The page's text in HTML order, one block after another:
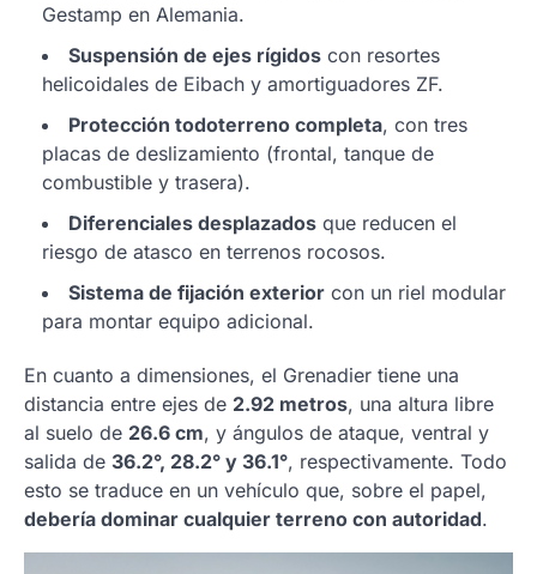
Gestamp en Alemania.
Suspensión de ejes rígidos con resortes
helicoidales de Eibach y amortiguadores ZF.
Protección todoterreno completa, con tres
placas de deslizamiento (frontal, tanque de
combustible y trasera).
Diferenciales desplazados que reducen el
riesgo de atasco en terrenos rocosos.
Sistema de fijación exterior con un riel modular
para montar equipo adicional.
En cuanto a dimensiones, el Grenadier tiene una
distancia entre ejes de 2.92 metros, una altura libre
al suelo de 26.6 cm, y ángulos de ataque, ventral y
salida de 36.2°, 28.2° y 36.1°, respectivamente. Todo
esto se traduce en un vehículo que, sobre el papel,
debería dominar cualquier terreno con autoridad.